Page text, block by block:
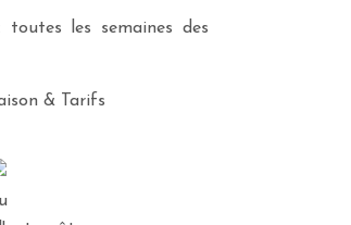
les semaines des
& Tarifs